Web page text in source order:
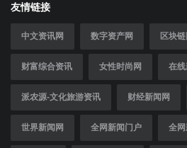
友情链接
中文资讯网 数字资产网 区块链
财富综合资讯 女性时尚网 在线
派农源-文化旅游资讯 财经新闻网
世界新闻网 全网新闻门户 全